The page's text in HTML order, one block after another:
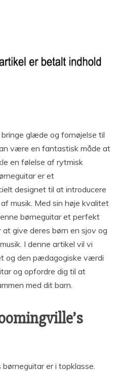
glæde og fornøjelse til
være en fantastisk måde at
en følelse af rytmisk
er et
designet til at introducere
musik. Med sin høje kvalitet
børneguitar et perfekt
give deres børn en sjov og
I denne artikel vil vi
og den pædagogiske værdi
og opfordre dig til at
med dit barn.
er i topklasse.